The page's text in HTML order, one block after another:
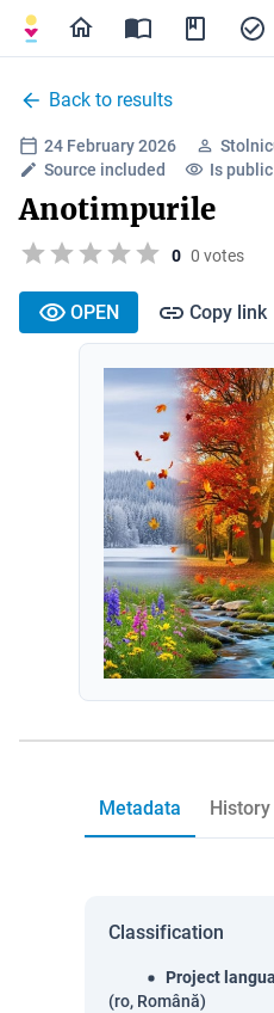
Back to results
24 February 2026
Source included
Is public
Anotimpurile
0 0 votes
OPEN Copy link
Metadata History
Classification
Project
(ro, Română)